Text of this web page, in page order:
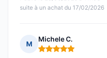
suite à un achat du 17/02/2026
M
Michele C.
Note : 5 sur 5